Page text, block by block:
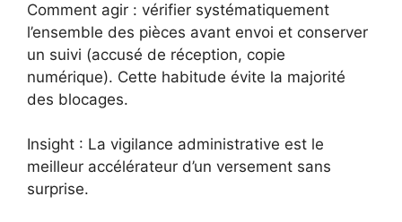
Comment agir : vérifier systématiquement
l’ensemble des pièces avant envoi et conserver
un suivi (accusé de réception, copie
numérique). Cette habitude évite la majorité
des blocages.
Insight : La vigilance administrative est le
meilleur accélérateur d’un versement sans
surprise.